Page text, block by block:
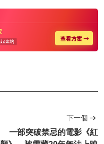
下一個
一部突破禁忌的電影《紅